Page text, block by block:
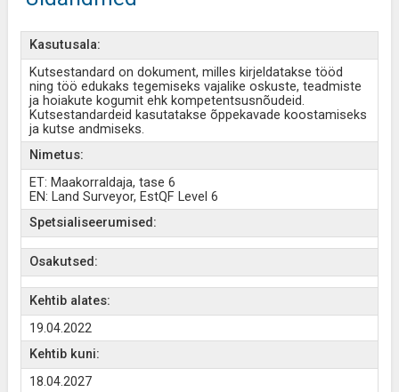
Kasutusala:
Kutsestandard on dokument, milles kirjeldatakse tööd
ning töö edukaks tegemiseks vajalike oskuste, teadmiste
ja hoiakute kogumit ehk kompetentsusnõudeid.
Kutsestandardeid kasutatakse õppekavade koostamiseks
ja kutse andmiseks.
Nimetus:
ET: Maakorraldaja, tase 6
EN: Land Surveyor, EstQF Level 6
Spetsialiseerumised:
Osakutsed:
Kehtib alates:
19.04.2022
Kehtib kuni:
18.04.2027